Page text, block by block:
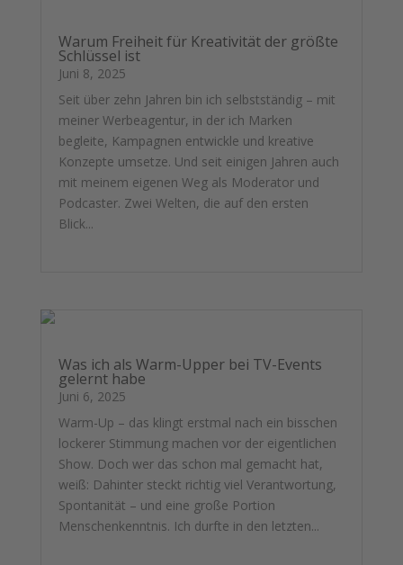
Warum Freiheit für Kreativität der größte
Schlüssel ist
Juni 8, 2025
Seit über zehn Jahren bin ich selbstständig – mit
meiner Werbeagentur, in der ich Marken
begleite, Kampagnen entwickle und kreative
Konzepte umsetze. Und seit einigen Jahren auch
mit meinem eigenen Weg als Moderator und
Podcaster. Zwei Welten, die auf den ersten
Blick...
Was ich als Warm-Upper bei TV-Events
gelernt habe
Juni 6, 2025
Warm-Up – das klingt erstmal nach ein bisschen
lockerer Stimmung machen vor der eigentlichen
Show. Doch wer das schon mal gemacht hat,
weiß: Dahinter steckt richtig viel Verantwortung,
Spontanität – und eine große Portion
Menschenkenntnis. Ich durfte in den letzten...